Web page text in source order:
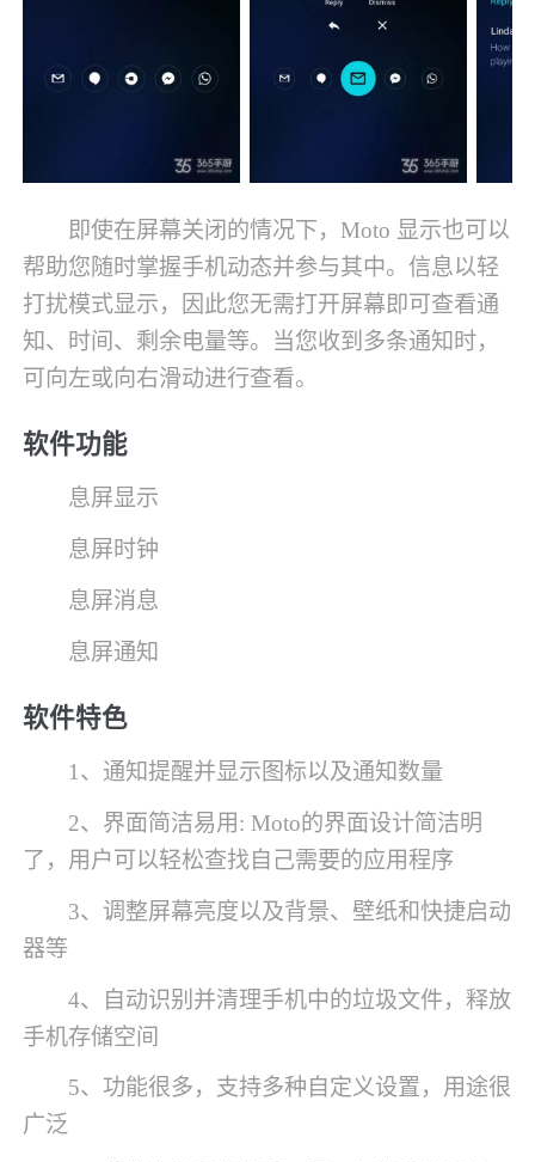
即使在屏幕关闭的情况下，Moto 显示也可以
帮助您随时掌握手机动态并参与其中。信息以轻
打扰模式显示，因此您无需打开屏幕即可查看通
知、时间、剩余电量等。当您收到多条通知时，
可向左或向右滑动进行查看。
软件功能
息屏显示
息屏时钟
息屏消息
息屏通知
软件特色
1、通知提醒并显示图标以及通知数量
2、界面简洁易用: Moto的界面设计简洁明
了，用户可以轻松查找自己需要的应用程序
3、调整屏幕亮度以及背景、壁纸和快捷启动
器等
4、自动识别并清理手机中的垃圾文件，释放
手机存储空间
5、功能很多，支持多种自定义设置，用途很
广泛